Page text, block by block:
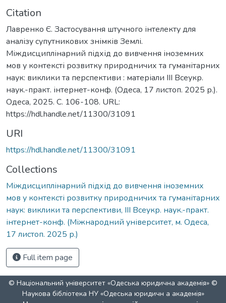
Citation
Лавренко Є. Застосування штучного інтелекту для
аналізу супутникових знімків Землі.
Міждисциплінарний підхід до вивчення іноземних
мов у контексті розвитку природничих та гуманітарних
наук: виклики та перспективи : матеріали ІІІ Всеукр.
наук.-практ. інтернет-конф. (Одеса, 17 листоп. 2025 р.).
Одеса, 2025. С. 106-108. URL:
https://hdl.handle.net/11300/31091
URI
https://hdl.handle.net/11300/31091
Collections
Міждисциплінарний підхід до вивчення іноземних
мов у контексті розвитку природничих та гуманітарних
наук: виклики та перспективи, ІІІ Всеукр. наук.-практ.
інтернет-конф. (Міжнародний університет, м. Одеса,
17 листоп. 2025 р.)
Full item page
© Національний університет «Одеська юридична академія» ©
Наукова бібліотека НУ «Одеська юридичн а академія»